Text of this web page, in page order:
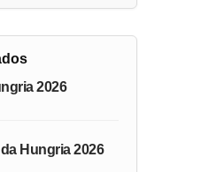
2026
Hungria 2026